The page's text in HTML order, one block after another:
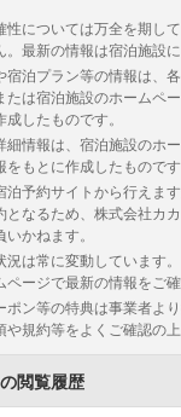
性については万全を期し
最新の情報は宿泊施設に
宿泊プラン等の情報は、
たは宿泊施設のホームペ
したものです。
細情報は、宿泊施設のホ
もとに作成したものです
泊予約サイトから行えま
となるため、株式会社カ
かねます。
況は常に変動しています
ージで最新の情報をご確
ポン等の特典は事業者よ
規約等をよくご確認の上
閲覧履歴